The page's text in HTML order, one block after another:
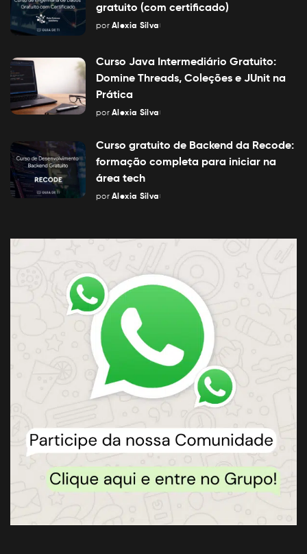
gratuito (com certificado)
Posted
por Alexia Silva
Curso Java Intermediário Gratuito:
Domine Threads, Coleções e JUnit na
Prática
Posted
por Alexia Silva
Curso gratuito de Backend da Recode:
formação completa para iniciar na
área tech
Posted
por Alexia Silva